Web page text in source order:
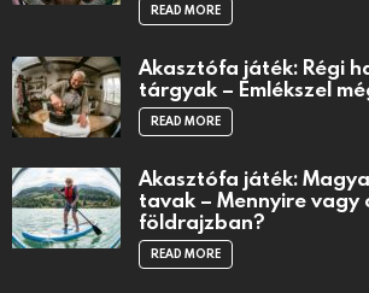
READ MORE
Akasztófa játék: Régi
tárgyak – Emlékszel
READ MORE
Akasztófa játék:
tavak – Mennyire vagy
földrajzban?
READ MORE